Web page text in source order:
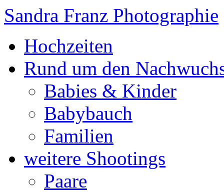
Sandra Franz Photographie
Hochzeiten
Rund um den
Babies & Kinder
Babybauch
Familien
weitere Shootings
Paare